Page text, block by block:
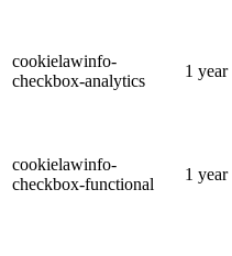
cookielawinfo-
checkbox-analytics
1 year
cookielawinfo-
checkbox-functional
1 year